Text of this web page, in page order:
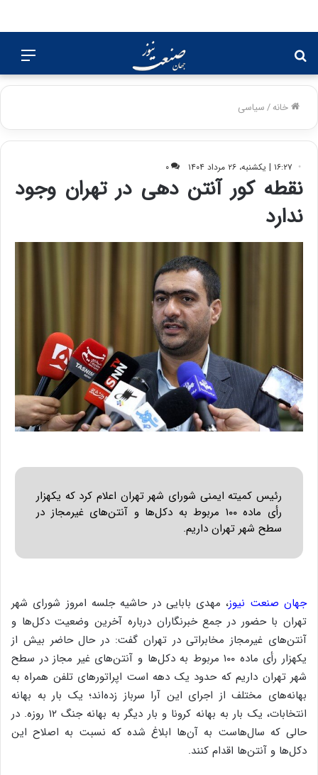
برای
خانه/سیاسی
۱۶:۲۷ | یکشنبه، ۲۶ مرداد ۱۴۰۴ ۰
نقطه کور آنتن دهی در تهران وجود
ندارد
رئیس کمیته ایمنی شورای شهر تهران اعلام کرد که یکهزار
رأی ماده ۱۰۰ مربوط به دکل‌ها و آنتن‌های غیرمجاز در
سطح شهر تهران داریم.
جهان صنعت نیوز، مهدی بابایی در حاشیه جلسه امروز شورای شهر
تهران با حضور در جمع خبرنگاران درباره آخرین وضعیت دکل‌ها و
آنتن‌های غیرمجاز مخابراتی در تهران گفت: در حال حاضر بیش از
یکهزار رأی ماده ۱۰۰ مربوط به دکل‌ها و آنتن‌های غیر مجاز در سطح
شهر تهران داریم که حدود یک دهه است اپراتورهای تلفن همراه به
بهانه‌های مختلف از اجرای این آرا سرباز زده‌اند؛ یک بار به بهانه
انتخابات، یک بار به بهانه کرونا و بار دیگر به بهانه جنگ ۱۲ روزه. در
حالی که سال‌هاست به آن‌ها ابلاغ شده که نسبت به اصلاح این
دکل‌ها و آنتن‌ها اقدام کنند.